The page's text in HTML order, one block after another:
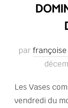
par
Les Vases
vendredi du